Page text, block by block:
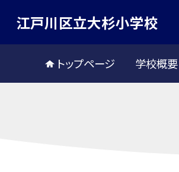
江戸川区立大杉小学校
トップページ 学校概要